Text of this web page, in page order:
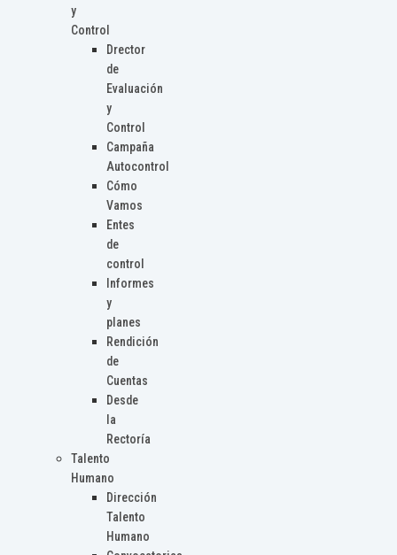
y
Control
Drector
de
Evaluación
y
Control
Campaña
Autocontrol
Cómo
Vamos
Entes
de
control
Informes
y
planes
Rendición
de
Cuentas
Desde
la
Rectoría
Talento
Humano
Dirección
Talento
Humano